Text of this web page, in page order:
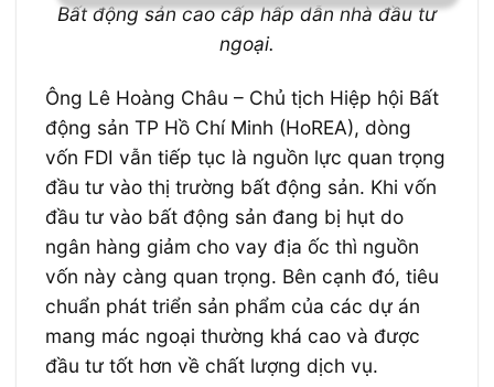
Bất động sản cao cấp hấp dẫn nhà đầu tư
ngoại.
Ông Lê Hoàng Châu – Chủ tịch Hiệp hội Bất
động sản TP Hồ Chí Minh (HoREA), dòng
vốn FDI vẫn tiếp tục là nguồn lực quan trọng
đầu tư vào thị trường bất động sản. Khi vốn
đầu tư vào bất động sản đang bị hụt do
ngân hàng giảm cho vay địa ốc thì nguồn
vốn này càng quan trọng. Bên cạnh đó, tiêu
chuẩn phát triển sản phẩm của các dự án
mang mác ngoại thường khá cao và được
đầu tư tốt hơn về chất lượng dịch vụ.